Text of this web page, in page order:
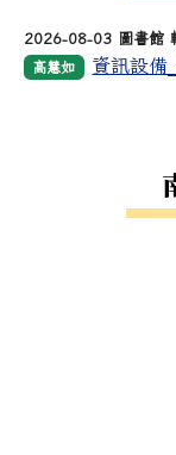
2026-08-03 圖書館
高慧如 資訊設備